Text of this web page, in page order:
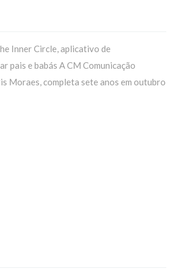
Inner Circle, aplicativo de
pais e babás A CM Comunicação
Moraes, completa sete anos em outubro